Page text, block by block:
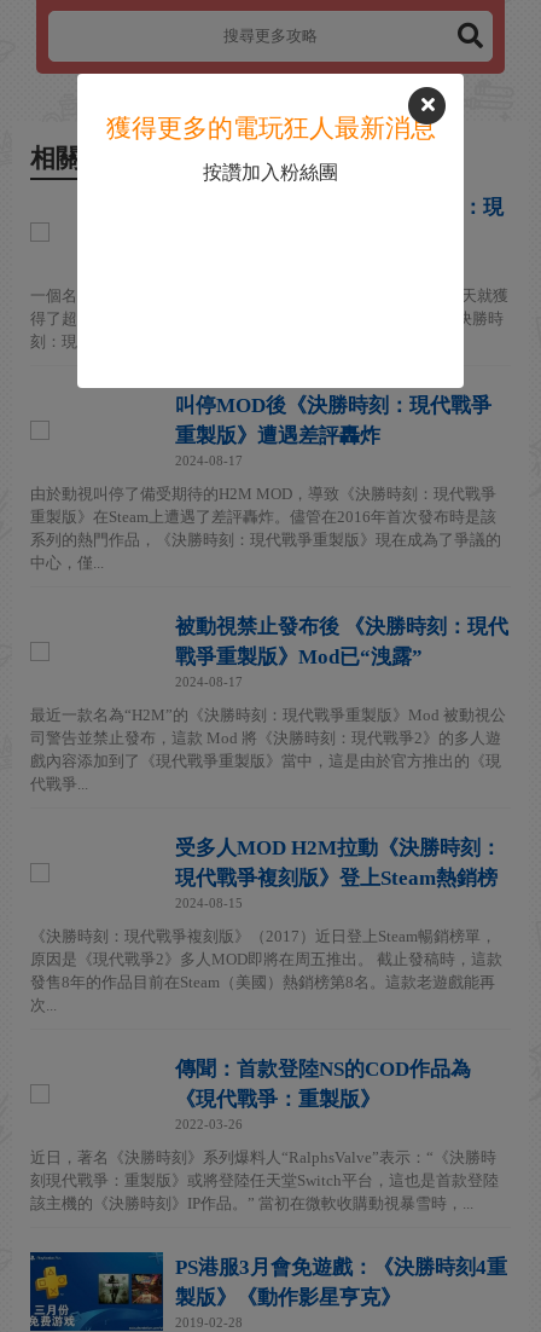
相關新聞
數千人簽名要求恢復《決勝時刻：現
一個名為“讓H2M MOD活下去”的請願書在Change.org上僅僅一天就獲
得了超過6000個簽名，該請願書旨在讓動視允許備受期待的《決勝時
刻：現代戰爭2》MOD“H2M”發布。 H2M MOD原本...
叫停MOD後《決勝時刻：現代戰爭
重製版》遭遇差評轟炸
2024-08-17
由於動視叫停了備受期待的H2M MOD，導致《決勝時刻：現代戰爭
重製版》在Steam上遭遇了差評轟炸。儘管在2016年首次發布時是該
系列的熱門作品，《決勝時刻：現代戰爭重製版》現在成為了爭議的
中心，僅...
被動視禁止發布後 《決勝時刻：現代
戰爭重製版》Mod已“洩露”
2024-08-17
最近一款名為“H2M”的《決勝時刻：現代戰爭重製版》Mod 被動視公
司警告並禁止發布，這款 Mod 將《決勝時刻：現代戰爭2》的多人遊
戲內容添加到了《現代戰爭重製版》當中，這是由於官方推出的《現
代戰爭...
受多人MOD H2M拉動《決勝時刻：
現代戰爭複刻版》登上Steam熱銷榜
2024-08-15
《決勝時刻：現代戰爭複刻版》（2017）近日登上Steam暢銷榜單，
原因是《現代戰爭2》多人MOD即將在周五推出。 截止發稿時，這款
發售8年的作品目前在Steam（美國）熱銷榜第8名。這款老遊戲能再
次...
傳聞：首款登陸NS的COD作品為
《現代戰爭：重製版》
2022-03-26
近日，著名《決勝時刻》系列爆料人“RalphsValve”表示：“《決勝時
刻現代戰爭：重製版》或將登陸任天堂Switch平台，這也是首款登陸
該主機的《決勝時刻》IP作品。” 當初在微軟收購動視暴雪時，...
PS港服3月會免遊戲：《決勝時刻4重
製版》《動作影星亨克》
2019-02-28
獲得更多的電玩狂人最新消息
按讚加入粉絲團